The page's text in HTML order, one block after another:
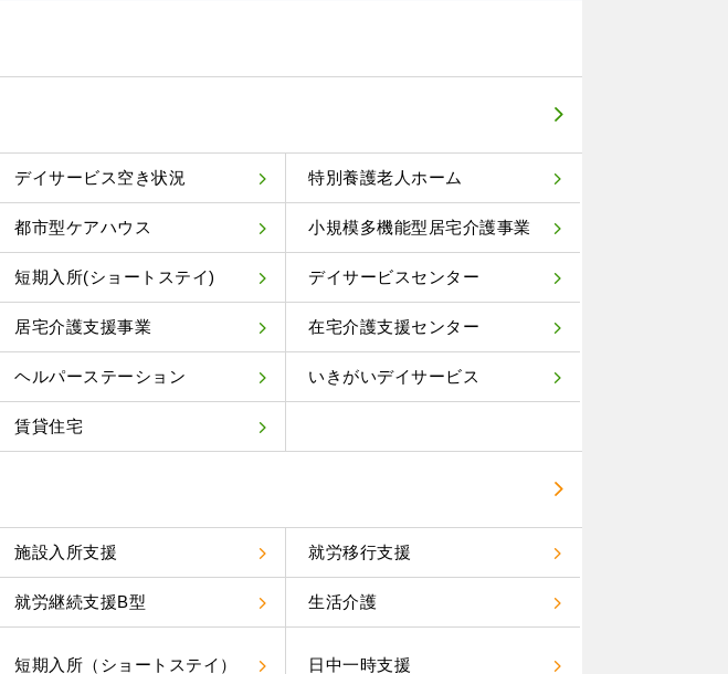
デイサービス空き状況 特別養護老人ホーム
都市型ケアハウス 小規模多機能型居宅介護事業
短期入所(ショートステイ) デイサービスセンター
居宅介護支援事業 在宅介護支援センター
ヘルパーステーション いきがいデイサービス
賃貸住宅
施設入所支援 就労移行支援
就労継続支援B型 生活介護
短期入所（ショートステイ） 日中一時支援